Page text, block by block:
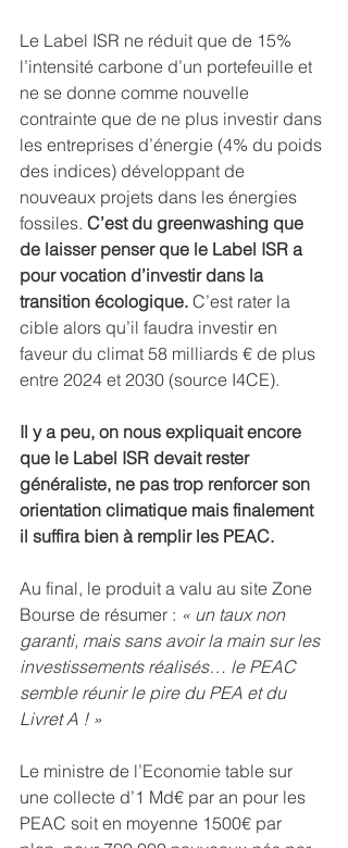
Le Label ISR ne réduit que de 15%
l’intensité carbone d’un portefeuille et
ne se donne comme nouvelle
contrainte que de ne plus investir dans
les entreprises d’énergie (4% du poids
des indices) développant de
nouveaux projets dans les énergies
fossiles. C’est du greenwashing que
de laisser penser que le Label ISR a
pour vocation d’investir dans la
transition écologique. C’est rater la
cible alors qu’il faudra investir en
faveur du climat 58 milliards € de plus
entre 2024 et 2030 (source I4CE).
Il y a peu, on nous expliquait encore
que le Label ISR devait rester
généraliste, ne pas trop renforcer son
orientation climatique mais finalement
il suffira bien à remplir les PEAC.
Au final, le produit a valu au site Zone
Bourse de résumer : « un taux non
garanti, mais sans avoir la main sur les
investissements réalisés… le PEAC
semble réunir le pire du PEA et du
Livret A ! »
Le ministre de l’Economie table sur
une collecte d’1 Md€ par an pour les
PEAC soit en moyenne 1500€ par